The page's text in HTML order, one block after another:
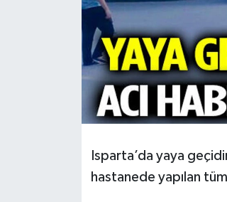
Isparta’da yaya
hastanede yapılan
MAGAZİN
POLİTİKA
RESMİ İLANLAR